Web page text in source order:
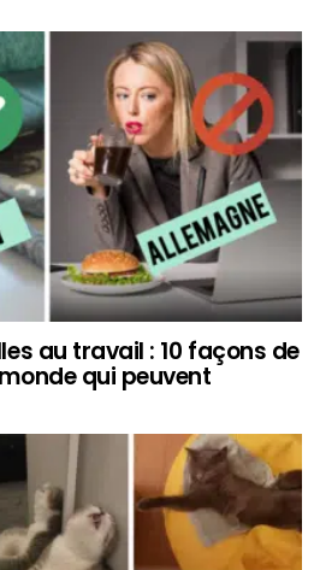
au travail : 10 façons de
qui peuvent